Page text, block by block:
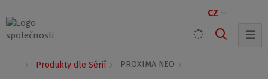
CZ
☰
Ú
Produkty dle Sérií PROXIMA NEO